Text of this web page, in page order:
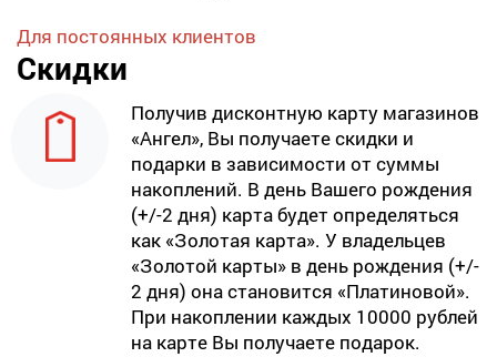
Для постоянных клиентов
Скидки
Получив дисконтную карту магазинов
«Ангел», Вы получаете скидки и
подарки в зависимости от суммы
накоплений. В день Вашего рождения
(+/-2 дня) карта будет определяться
как «Золотая карта». У владельцев
«Золотой карты» в день рождения (+/-
2 дня) она становится «Платиновой».
При накоплении каждых 10000 рублей
на карте Вы получаете подарок.